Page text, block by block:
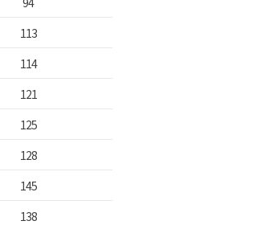
113
114
121
125
128
145
138